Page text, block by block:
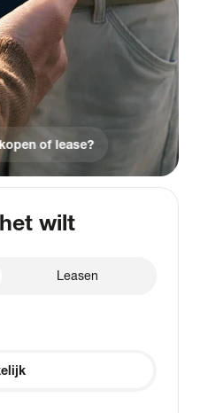
of lease?
wilt
Leasen